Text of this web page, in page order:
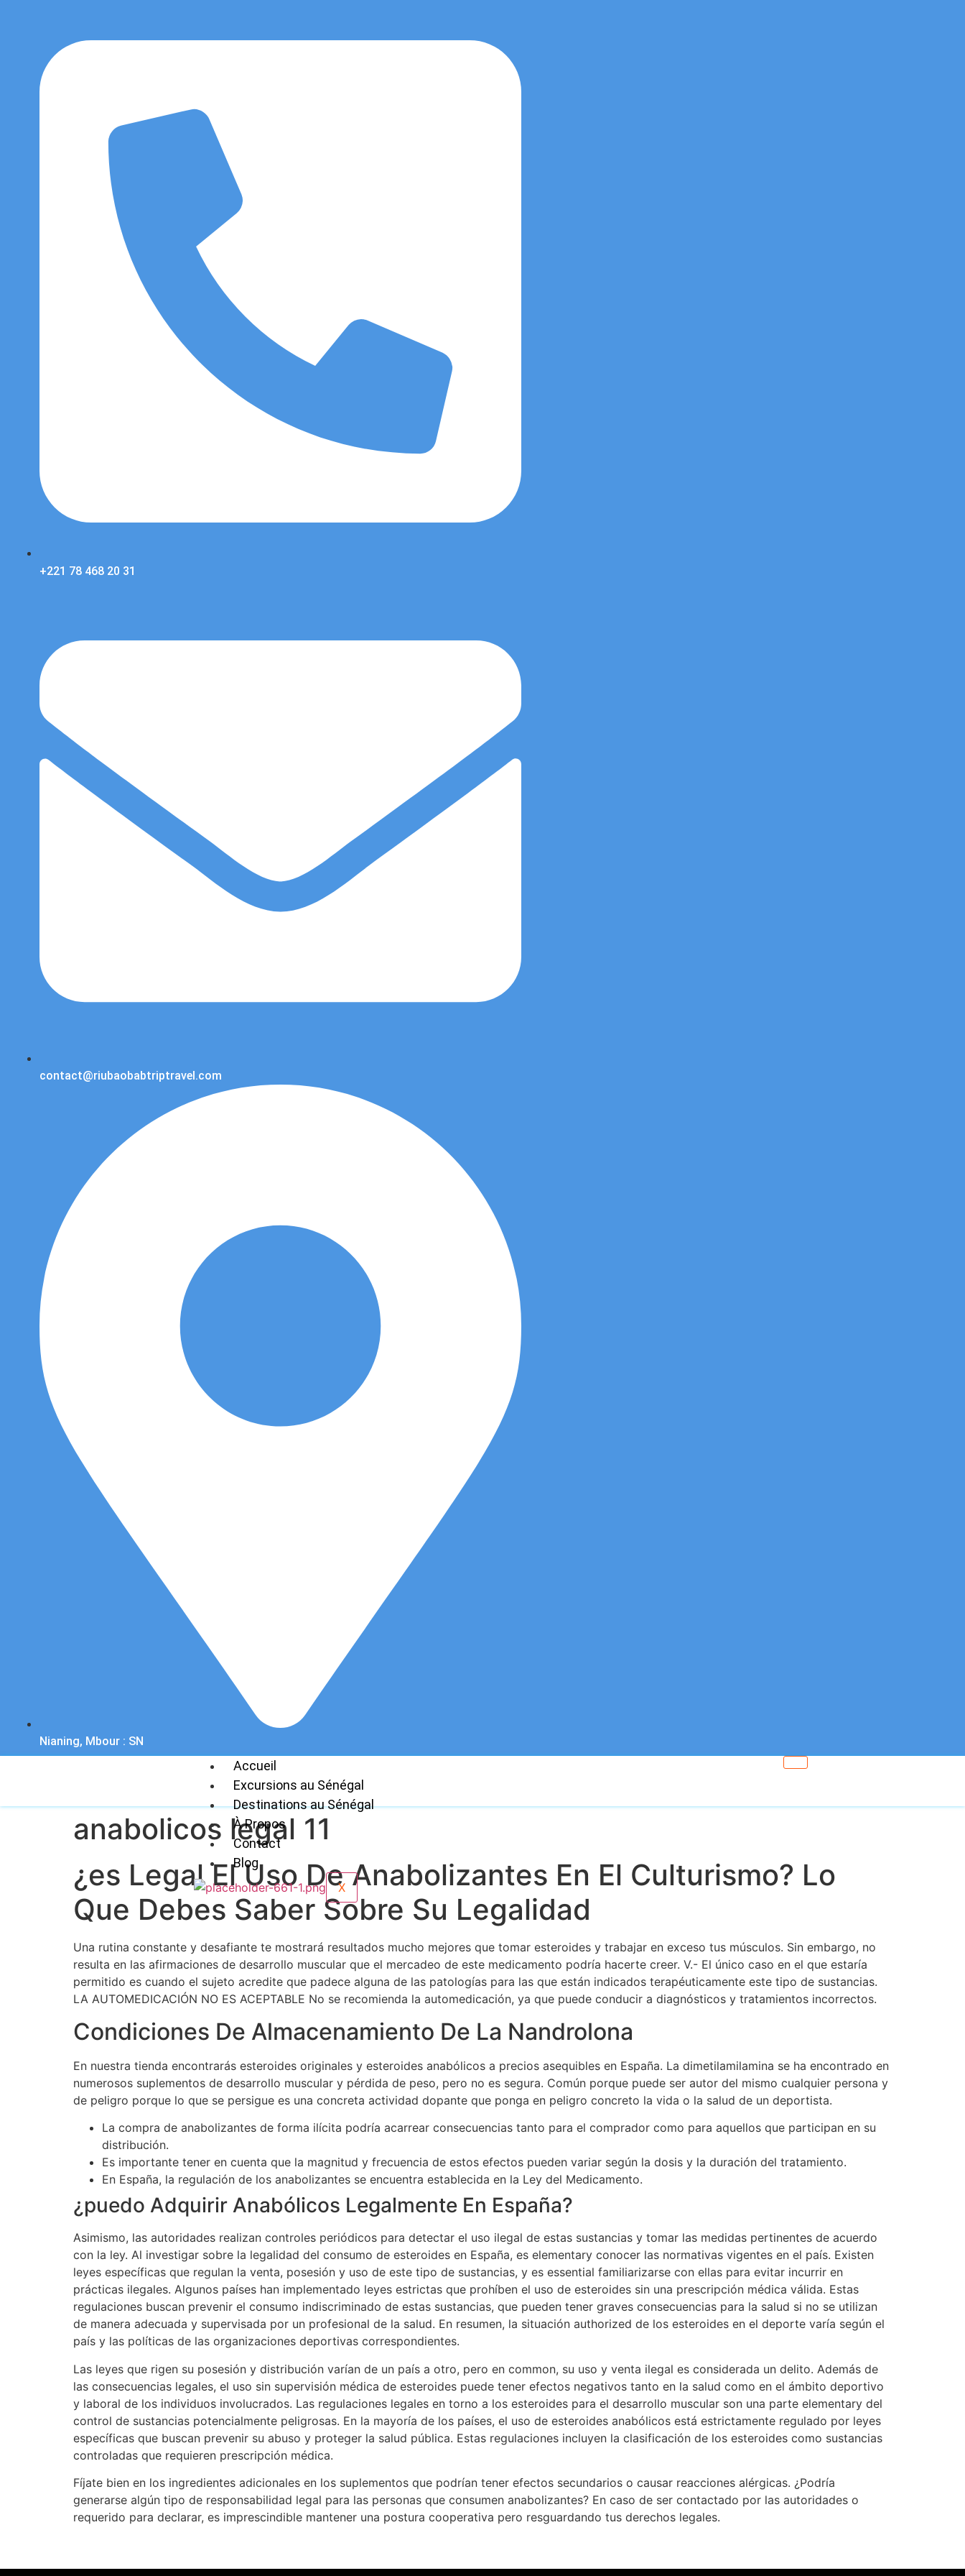
+221 78 468 20 31
contact@riubaobabtriptravel.com
Nianing, Mbour : SN
Accueil
Excursions au Sénégal
Destinations au Sénégal
À Propos
Contact
Blog
X
anabolicos legal 11
¿es Legal El Uso De Anabolizantes En El Culturismo? Lo
Que Debes Saber Sobre Su Legalidad
Una rutina constante y desafiante te mostrará resultados mucho mejores que tomar esteroides y trabajar en exceso tus músculos. Sin embargo, no
resulta en las afirmaciones de desarrollo muscular que el mercadeo de este medicamento podría hacerte creer. V.- El único caso en el que estaría
permitido es cuando el sujeto acredite que padece alguna de las patologías para las que están indicados terapéuticamente este tipo de sustancias.
LA AUTOMEDICACIÓN NO ES ACEPTABLE No se recomienda la automedicación, ya que puede conducir a diagnósticos y tratamientos incorrectos.
Condiciones De Almacenamiento De La Nandrolona
En nuestra tienda encontrarás esteroides originales y esteroides anabólicos a precios asequibles en España. La dimetilamilamina se ha encontrado en
numerosos suplementos de desarrollo muscular y pérdida de peso, pero no es segura. Común porque puede ser autor del mismo cualquier persona y
de peligro porque lo que se persigue es una concreta actividad dopante que ponga en peligro concreto la vida o la salud de un deportista.
La compra de anabolizantes de forma ilícita podría acarrear consecuencias tanto para el comprador como para aquellos que participan en su
distribución.
Es importante tener en cuenta que la magnitud y frecuencia de estos efectos pueden variar según la dosis y la duración del tratamiento.
En España, la regulación de los anabolizantes se encuentra establecida en la Ley del Medicamento.
¿puedo Adquirir Anabólicos Legalmente En España?
Asimismo, las autoridades realizan controles periódicos para detectar el uso ilegal de estas sustancias y tomar las medidas pertinentes de acuerdo
con la ley. Al investigar sobre la legalidad del consumo de esteroides en España, es elementary conocer las normativas vigentes en el país. Existen
leyes específicas que regulan la venta, posesión y uso de este tipo de sustancias, y es essential familiarizarse con ellas para evitar incurrir en
prácticas ilegales. Algunos países han implementado leyes estrictas que prohíben el uso de esteroides sin una prescripción médica válida. Estas
regulaciones buscan prevenir el consumo indiscriminado de estas sustancias, que pueden tener graves consecuencias para la salud si no se utilizan
de manera adecuada y supervisada por un profesional de la salud. En resumen, la situación authorized de los esteroides en el deporte varía según el
país y las políticas de las organizaciones deportivas correspondientes.
Las leyes que rigen su posesión y distribución varían de un país a otro, pero en common, su uso y venta ilegal es considerada un delito. Además de
las consecuencias legales, el uso sin supervisión médica de esteroides puede tener efectos negativos tanto en la salud como en el ámbito deportivo
y laboral de los individuos involucrados. Las regulaciones legales en torno a los esteroides para el desarrollo muscular son una parte elementary del
control de sustancias potencialmente peligrosas. En la mayoría de los países, el uso de esteroides anabólicos está estrictamente regulado por leyes
específicas que buscan prevenir su abuso y proteger la salud pública. Estas regulaciones incluyen la clasificación de los esteroides como sustancias
controladas que requieren prescripción médica.
Fíjate bien en los ingredientes adicionales en los suplementos que podrían tener efectos secundarios o causar reacciones alérgicas. ¿Podría
generarse algún tipo de responsabilidad legal para las personas que consumen anabolizantes? En caso de ser contactado por las autoridades o
requerido para declarar, es imprescindible mantener una postura cooperativa pero resguardando tus derechos legales.